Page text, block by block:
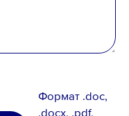
Формат .doc,
.docx, .pdf,